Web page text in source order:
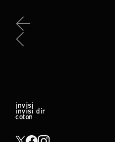
invisi
invisi dir
coton